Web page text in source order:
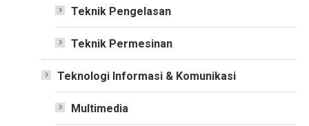
Teknik Pengelasan
Teknik Permesinan
Teknologi Informasi & Komunikasi
Multimedia